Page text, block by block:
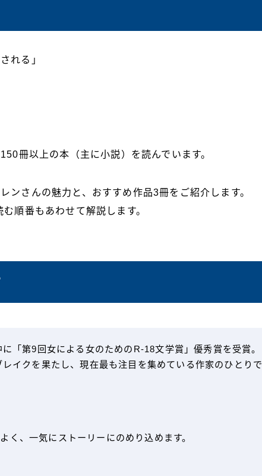
れる」
冊以上の本（主に小説）を読んでいます。
ンさんの魅力と、おすすめ作品3冊をご紹介します。
順番もあわせて解説します。
「第9回女による女のためのR‐18文学賞」優秀賞を受賞。
イクを果たし、現在最も注目を集めている作家のひとり
く、一気にストーリーにのめり込めます。